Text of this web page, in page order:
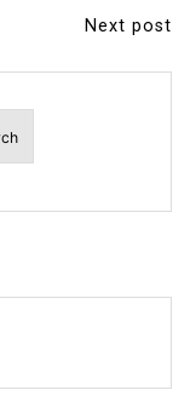
Next post